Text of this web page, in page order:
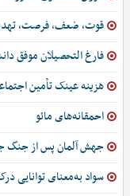
قوت، ضعف، فرصت،
فارغ التحصیلان موفق
هزینه عینک تأمین
احمقانه‌های مائو
جهش آلمان پس از جنگ
سواد به‌معنای توانایی